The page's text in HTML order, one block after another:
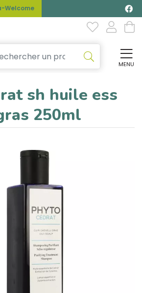
Welcome
MENU
sh huile ess
250ml